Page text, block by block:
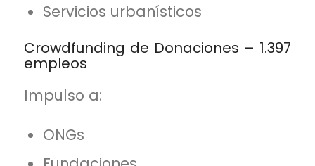
Servicios urbanísticos
Crowdfunding de Donaciones – 1.397
empleos
Impulso a:
ONGs